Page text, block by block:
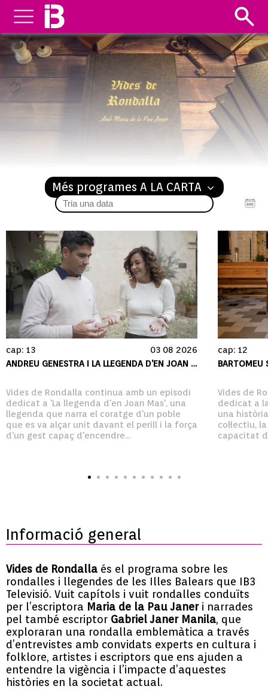
VIDES DE RONDALLA
Més programes A LA CARTA
cap: 13
03 08 2026
ANDREU GENESTRA I LA LLEGENDA D'EN JOAN MAS
Vides de Rondalla continua amb un episodi
dedicat a 'La llegenda d'en Joan Mas', una
llegenda que narra el coratge d'un poble
que es va alçar unit davant el perill i la força
d'un gest capaç d'encendre...
cap: 12
BARTOMEU
Vides de
dedicat a
una
col·lectiu,
capacitat
Informació general
Vides de Rondalla és el programa sobre les
rondalles i llegendes de les Illes Balears que IB3
Televisió. Vuit capítols i vuit rondalles conduïts
per l’escriptora Maria de la Pau Janeri narrades
pel també escriptor Gabriel Janer Manila, que
exploraran una rondalla emblemàtica a través
d’entrevistes amb convidats experts en cultura i
folklore, artistes i escriptors que ens ajuden a
entendre la vigència i l’impacte d’aquestes
històries en la societat actual.